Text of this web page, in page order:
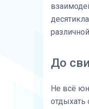
До
Не всё
отдыхать